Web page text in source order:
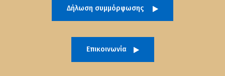
Δήλωση συμμόρφωσης
Επικοινωνία